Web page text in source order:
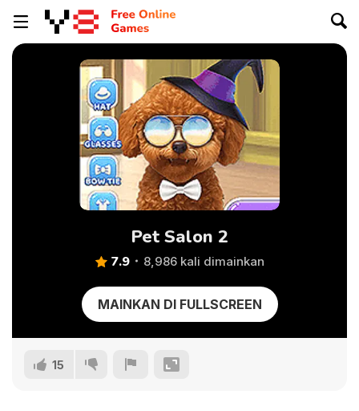
Pet Salon 2
7.9 8,986 kali dimainkan
MAINKAN DI FULLSCREEN
15